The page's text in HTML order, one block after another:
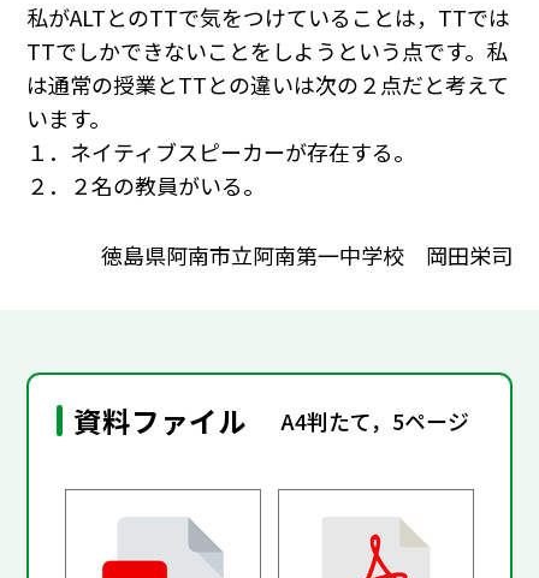
私がALTとのTTで気をつけていることは，TTでは
TTでしかできないことをしようという点です。私
は通常の授業とTTとの違いは次の２点だと考えて
います。
１．ネイティブスピーカーが存在する。
２．２名の教員がいる。
徳島県阿南市立阿南第一中学校 岡田栄司
資料ファイル A4判たて，5ページ